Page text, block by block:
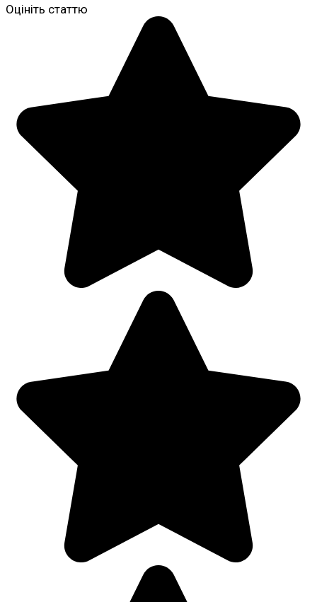
Оцініть статтю